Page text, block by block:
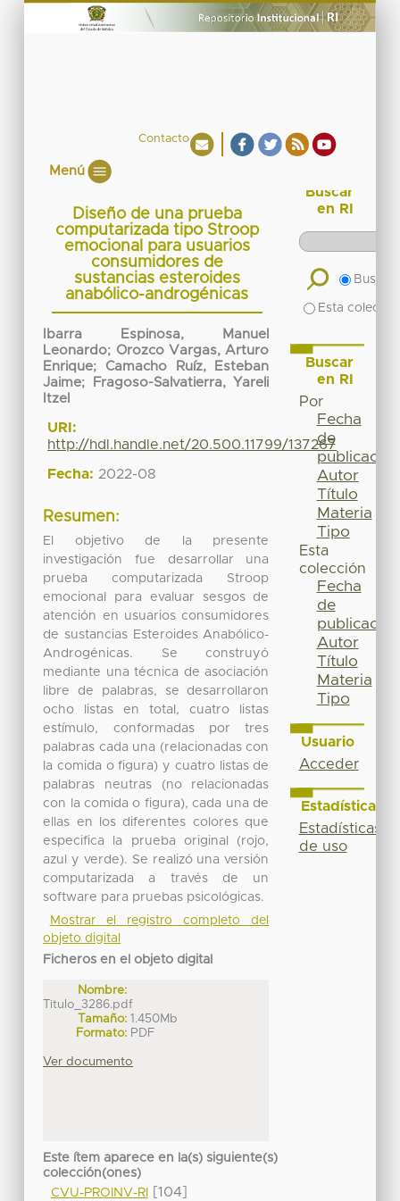
Contacto
Menú
Diseño de una prueba
computarizada tipo Stroop
emocional para usuarios
consumidores de
sustancias esteroides
anabólico-androgénicas
Ibarra Espinosa, Manuel
Leonardo; Orozco Vargas, Arturo
Enrique; Camacho Ruíz, Esteban
Jaime;
Fragoso-Salvatierra, Yareli
Itzel
URI:
http://hdl.handle.net/20.500.11799/137267
Fecha: 2022-08
Resumen:
El objetivo de la presente
investigación fue desarrollar una
prueba computarizada Stroop
emocional para evaluar sesgos de
atención en usuarios consumidores
de sustancias Esteroides Anabólico-
Androgénicas. Se construyó
mediante una técnica de asociación
libre de palabras, se desarrollaron
ocho listas en total, cuatro listas
estímulo, conformadas por tres
palabras cada una (relacionadas con
la comida o figura) y cuatro listas de
palabras neutras (no relacionadas
con la comida o figura), cada una de
ellas en los diferentes colores que
especifica la prueba original (rojo,
azul y verde). Se realizó una versión
computarizada a través de un
software para pruebas psicológicas.
Mostrar el registro completo del
objeto digital
Ficheros en el objeto digital
Nombre:
Titulo_3286.pdf
Tamaño: 1.450Mb
Formato: PDF
Ver documento
Este ítem aparece en la(s) siguiente(s)
colección(ones)
CVU-PROINV-RI[104]
Buscar
en RI
Buscar
Esta
Buscar
en RI
Por
Fecha
de
publicación
Autor
Título
Materia
Tipo
Esta
colección
Fecha
de
publicación
Autor
Título
Materia
Tipo
Usuario
Acceder
Estadísticas
Estadísticas
de uso